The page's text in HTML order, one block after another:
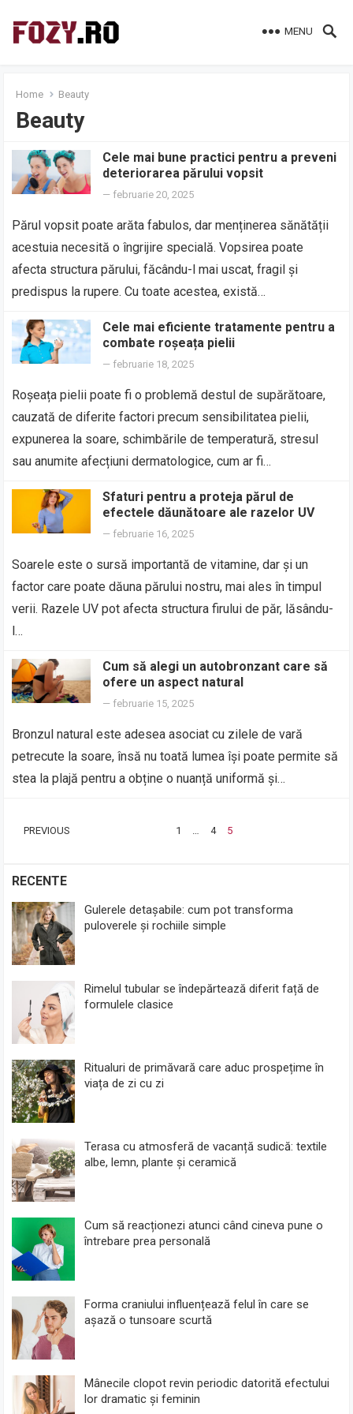
MENU
Home Beauty
Beauty
Cele mai bune practici pentru a preveni
deteriorarea părului vopsit
— februarie 20, 2025
Părul vopsit poate arăta fabulos, dar menținerea sănătății
acestuia necesită o îngrijire specială. Vopsirea poate
afecta structura părului, făcându-l mai uscat, fragil și
predispus la rupere. Cu toate acestea, există…
Cele mai eficiente tratamente pentru a
combate roșeața pielii
— februarie 18, 2025
Roșeața pielii poate fi o problemă destul de supărătoare,
cauzată de diferite factori precum sensibilitatea pielii,
expunerea la soare, schimbările de temperatură, stresul
sau anumite afecțiuni dermatologice, cum ar fi…
Sfaturi pentru a proteja părul de
efectele dăunătoare ale razelor UV
— februarie 16, 2025
Soarele este o sursă importantă de vitamine, dar și un
factor care poate dăuna părului nostru, mai ales în timpul
verii. Razele UV pot afecta structura firului de păr, lăsându-
l…
Cum să alegi un autobronzant care să
ofere un aspect natural
— februarie 15, 2025
Bronzul natural este adesea asociat cu zilele de vară
petrecute la soare, însă nu toată lumea își poate permite să
stea la plajă pentru a obține o nuanță uniformă și…
PAGINAȚIE
PREVIOUS 1 … 4 5
RECENTE
Gulerele detașabile: cum pot transforma
puloverele și rochiile simple
Rimelul tubular se îndepărtează diferit față de
formulele clasice
Ritualuri de primăvară care aduc prospețime în
viața de zi cu zi
Terasa cu atmosferă de vacanță sudică: textile
albe, lemn, plante și ceramică
Cum să reacționezi atunci când cineva pune o
întrebare prea personală
Forma craniului influențează felul în care se
așază o tunsoare scurtă
Mânecile clopot revin periodic datorită efectului
lor dramatic și feminin